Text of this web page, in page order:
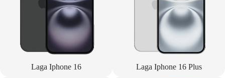
Laga Iphone 16 Laga Iphone 16 Plus